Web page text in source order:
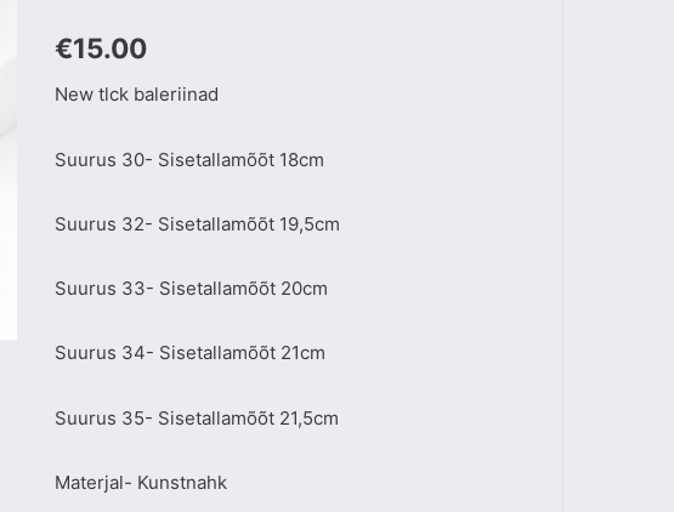
€15.00
New tlck baleriinad
Suurus 30- Sisetallamõõt 18cm
Suurus 32- Sisetallamõõt 19,5cm
Suurus 33- Sisetallamõõt 20cm
Suurus 34- Sisetallamõõt 21cm
Suurus 35- Sisetallamõõt 21,5cm
Materjal- Kunstnahk